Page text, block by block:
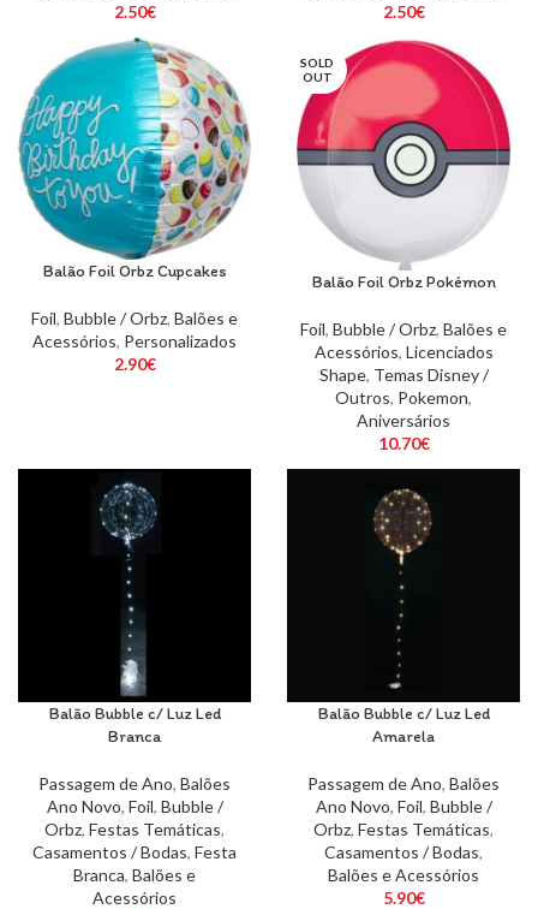
2.50€
2.50€
Balão Foil Orbz Cupcakes
Foil, Bubble / Orbz, Balões e
Acessórios, Personalizados
2.90€
SOLD
OUT
Balão Foil Orbz Pokémon
Foil, Bubble / Orbz, Balões e
Acessórios, Licenciados
Shape, Temas Disney /
Outros, Pokemon,
Aniversários
10.70€
Balão Bubble c/ Luz Led
Branca
Passagem de Ano, Balões
Ano Novo, Foil, Bubble /
Orbz, Festas Temáticas,
Casamentos / Bodas, Festa
Branca, Balões e
Acessórios
Balão Bubble c/ Luz Led
Amarela
Passagem de Ano, Balões
Ano Novo, Foil, Bubble /
Orbz, Festas Temáticas,
Casamentos / Bodas,
Balões e Acessórios
5.90€